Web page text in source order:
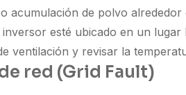
acumulación de polvo alrededor
esté ubicado en un lugar
ventilación y revisar la
red (Grid Fault)